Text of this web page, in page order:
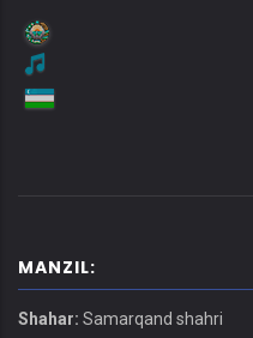
MANZIL:
Shahar: Samarqand shahri